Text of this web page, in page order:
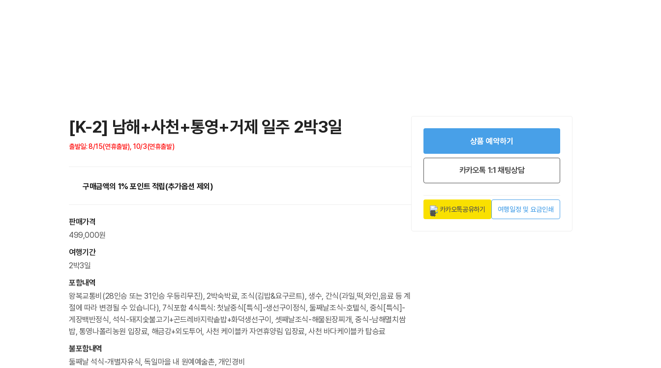
[K-2] 남해+사천+통영+거제 일주 2박3일
출발일: 8/15(연휴출발), 10/3(연휴출발)
구매금액의 1% 포인트 적립(추가옵션 제외)
판매가격
499,000원
여행기간
2박3일
포함내역
왕복교통비(28인승 또는 31인승 우등리무진), 2박숙박료, 조식(김밥&요구르트), 생수, 간식(과일,떡,와인,음료 등 계
절에 따라 변경될 수 있습니다), 7식포함 4식특식: 첫날중식[특식]-생선구이정식, 둘째날조식-호텔식, 중식[특식]-
게장백반정식, 석식-돼지숯불고기+곤드레바지락솥밥+화덕생선구이, 셋째날조식-해물된장찌개, 중식-남해멸치쌈
밥, 통영나폴리농원 입장료, 해금강+외도투어, 사천 케이블카 자연휴양림 입장료, 사천 바다케이블카 탑승료
불포함내역
둘째날 석식-개별자유식, 독일마을 내 원예예술촌, 개인경비
상품 예약하기
카카오톡 1:1 채팅상담
카카오톡공유하기 여행일정 및 요금인쇄